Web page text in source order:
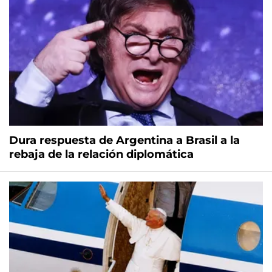
Dura respuesta de Argentina a Brasil a la
rebaja de la relación diplomática